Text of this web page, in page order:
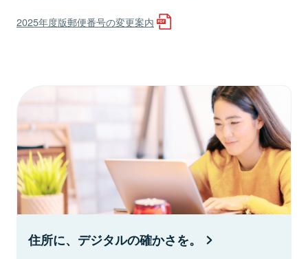
2025年度版郵便番号の変更案内
住所に、デジタルの確かさを。